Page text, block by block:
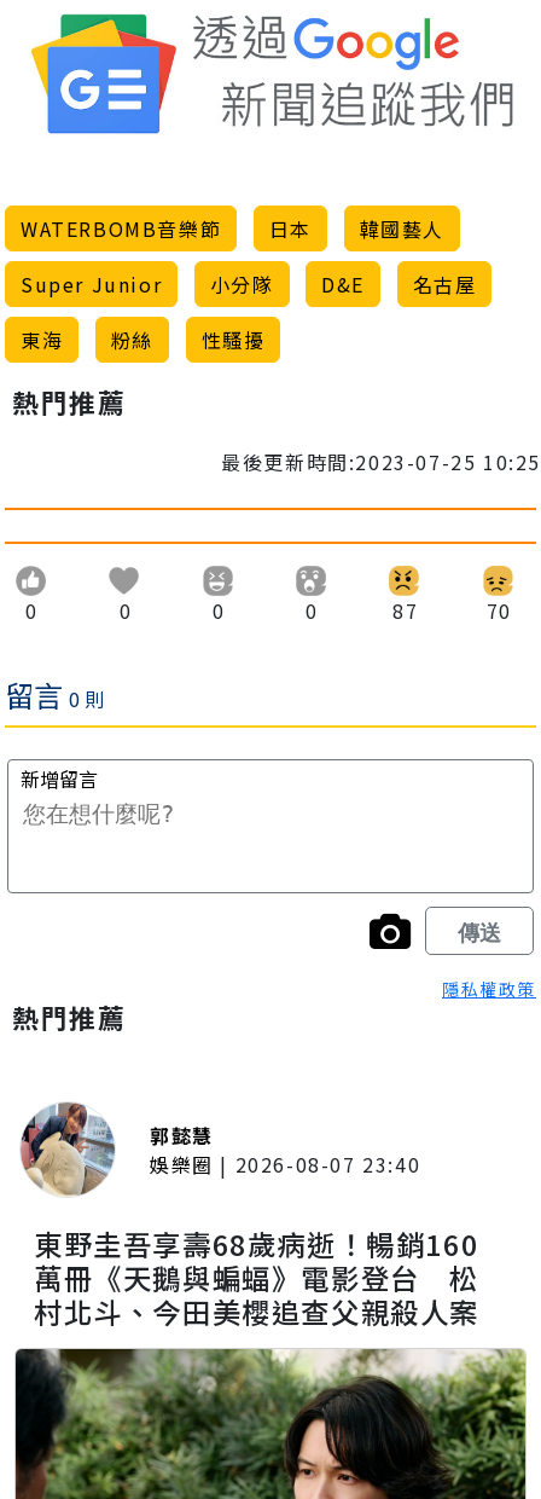
WATERBOMB音樂節 日本
韓國藝人
Super Junior
小分隊 D&E
名古屋
東海
粉絲 性騷擾
熱門推薦
最後更新時間:2023-07-25 10:25
0 0 0 0 87 70
隱私權政策
熱門推薦
郭懿慧
娛樂圈 | 2026-08-07 23:40
東野圭吾享壽68歲病逝！暢銷160
萬冊《天鵝與蝙蝠》電影登台 松
村北斗、今田美櫻追查父親殺人案